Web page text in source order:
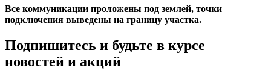
Все коммуникации проложены под землей, точки
подключения выведены на границу участка.
Подпишитесь и будьте в курсе
новостей и акций